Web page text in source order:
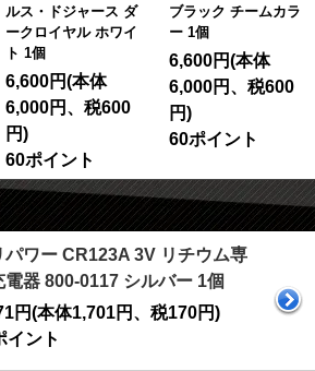
ルス・ドジャース ダ
ークロイヤル ホワイ
ト 1個
6,600円(本体
6,000円、税600
円)
60ポイント
ブラック チームカラ
ー 1個
6,600円(本体
6,000円、税600
円)
60ポイント
パワー CR123A 3V リチウム専
電器 800-0117 シルバー 1個
円(本体1,701円、税170円)
イント